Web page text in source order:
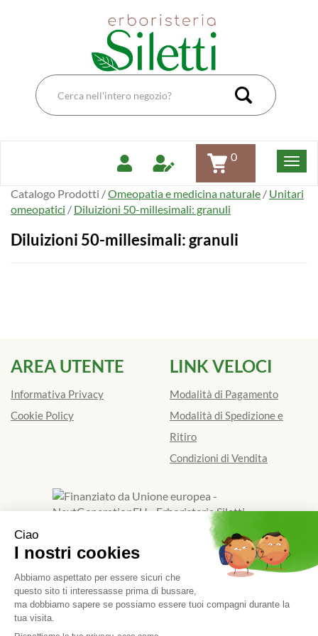
Cerca
Prodotto
Cerca
0
Catalogo Prodotti /Omeopatia e medicina naturale / Unitari
omeopatici / Diluizioni 50-millesimali: granuli
Diluizioni 50-millesimali: granuli
AREA UTENTE
Informativa Privacy
Cookie Policy
LINK VELOCI
Modalità di Pagamento
Modalità di Spedizione e
Ritiro
Condizioni di Vendita
Finanziato dall'Unione europea - Next Generation EU
Erboristeria Siletti Dott.Ssa Renata- Via Galimberti 39/D
13900 Biella (BI) |Tel.: 015401841 | P.Iva: 01924520024 |